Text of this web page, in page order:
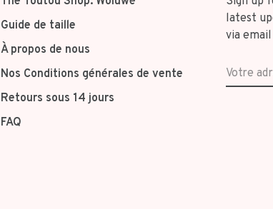
Guide de taille
À propos de nous
Nos Conditions générales de vente
Retours sous 14 jours
FAQ
latest
via email